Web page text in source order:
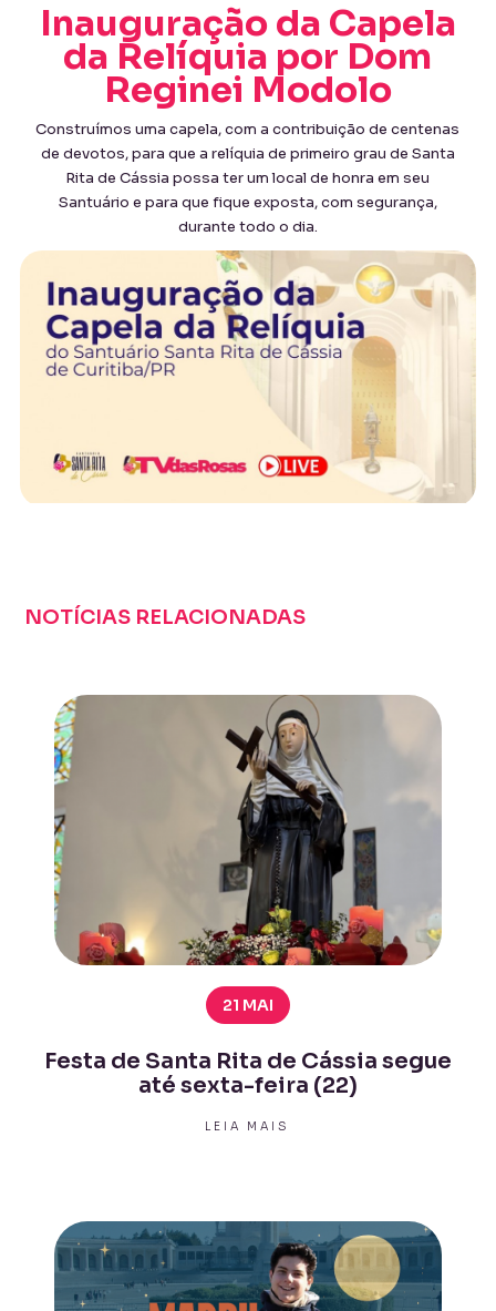
Inauguração da Capela
da Relíquia por Dom
Reginei Modolo
Construímos uma capela, com a contribuição de centenas
de devotos, para que a relíquia de primeiro grau de Santa
Rita de Cássia possa ter um local de honra em seu
Santuário e para que fique exposta, com segurança,
durante todo o dia.
NOTÍCIAS RELACIONADAS
21 MAI
Festa de Santa Rita de Cássia segue
até sexta-feira (22)
LEIA MAIS